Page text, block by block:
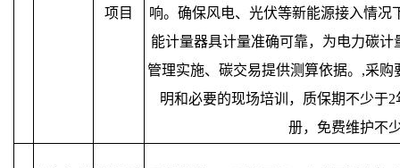
项目
响。确保风电、光伏等新能源接入情况
能计量器具计量准确可靠，为电力碳计
管理实施、碳交易提供测算依据。,采
明和必要的现场培训，质保期不少于
册，免费维护不